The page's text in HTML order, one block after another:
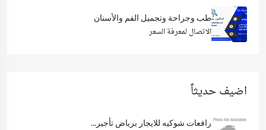
طب وجراحة وتجميل الفم والأسنان
الاتصال لمعرفة السعر
اضيف حديثاً
رافعات شوكيه للايجار برياض تأجير...